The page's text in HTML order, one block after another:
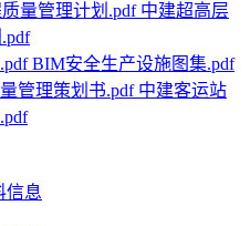
中建超高层
BIM安全生产设施图集.pdf
中建客运站
信息